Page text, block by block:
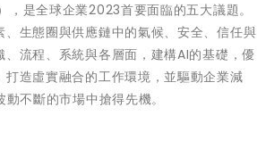
是全球企業2023首要面臨的五大議題。
生態圈與供應鏈中的氣候、安全、信任與
流程、系統與各層面，建構AI的基礎，優
造虛實融合的工作環境，並驅動企業減
不斷的市場中搶得先機。